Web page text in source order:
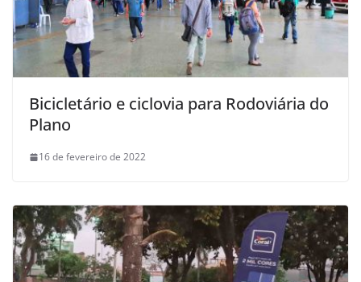
Bicicletário e ciclovia para Rodoviária do
Plano
16 de fevereiro de 2022